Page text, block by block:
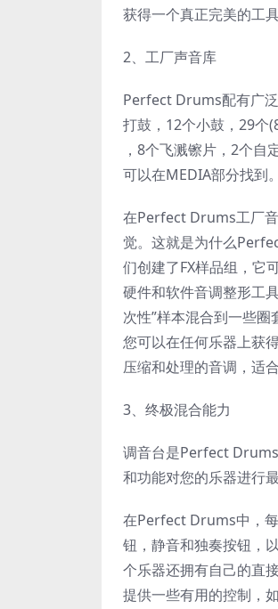
获得一个真正完美的工
2、工厂声音库
Perfect Drums配有广
打鼓，12个小鼓，29个
，8个飞溅镲片，2个
可以在MEDIA部分找到。
在Perfect Drums工厂
觉。这就是为什么
们创建了FX样品组，它
硬件和软件音调整形工
次性”样本混合到一些圈
您可以在任何乐器上获
压缩和处理的音调，适
3、终极混合能力
调音台是Perfect
和功能对您的乐器进行
在Perfect Drums中，
钮，静音和独奏按钮，
个乐器还拥有自己的直
提供一些有用的控制，